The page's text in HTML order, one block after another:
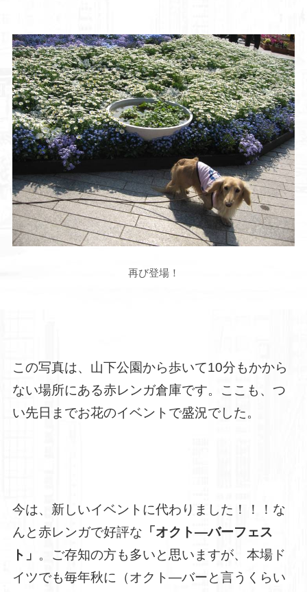
再び登場！
この写真は、山下公園から歩いて10分もかから
ない場所にある赤レンガ倉庫です。ここも、つ
い先日までお花のイベントで盛況でした。
今は、新しいイベントに代わりました！！！な
んと赤レンガで好評な 「オクト―バーフェス
ト」 。ご存知の方も多いと思いますが、本場ド
イツでも毎年秋に（オクト―バーと言うくらい